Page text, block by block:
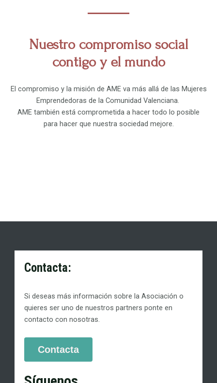
Nuestro compromiso social
contigo y el mundo
El compromiso y la misión de AME va más allá de las Mujeres
Emprendedoras de la Comunidad Valenciana.
AME también está comprometida a hacer todo lo posible
para hacer que nuestra sociedad mejore.
Contacta:
Si deseas más información sobre la Asociación o
quieres ser uno de nuestros partners ponte en
contacto con nosotras.
Contacta